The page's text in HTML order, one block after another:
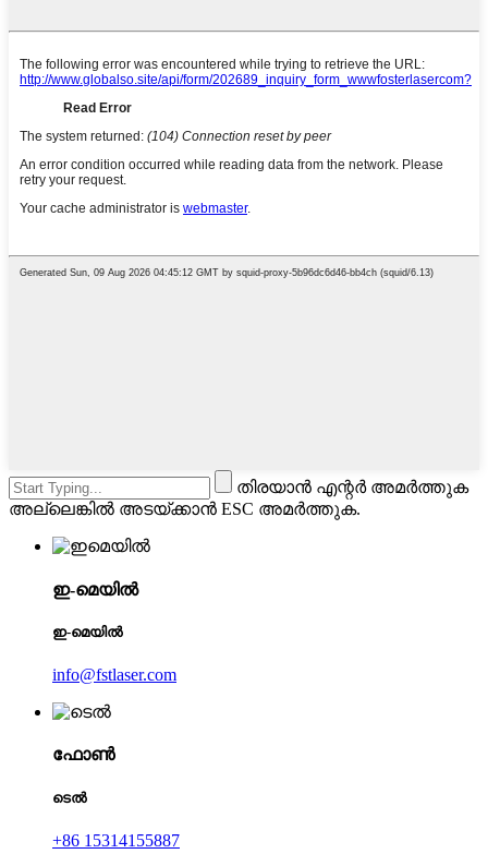
തിരയാൻ എന്റർ അമർത്തുക
അല്ലെങ്കിൽ അടയ്ക്കാൻ ESC അമർത്തുക.
ഇ-മെയിൽ
ഇ-മെയിൽ
info@fstlaser.com
ഫോൺ
ടെൽ
+86 15314155887